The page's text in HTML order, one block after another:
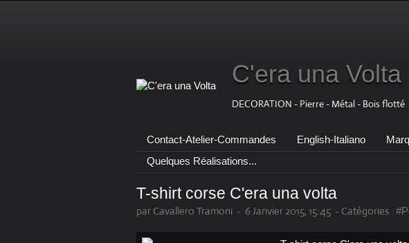
C'era una Volta
DECORATION - Pierre - Métal - Bois flotté
Contact-Atelier-Commandes English-Italiano
Quelques Réalisations...
T-shirt corse C'era una volta
par Cavallero Tramoni - 6 Janvier 2015, 15:45 - Catégories :